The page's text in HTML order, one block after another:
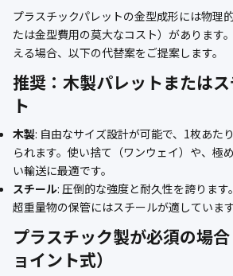
プラスチックパレットの金型成形には物理
たは金型費用の莫大なコスト）があります
える場合、以下の代替案をご提案します。
推奨：木製パレットまたは
ト
木製: 自由なサイズ設計が可能で、1枚あた
られます。使い捨て（ワンウェイ）や、極
い輸送に最適です。
スチール: 圧倒的な強度と耐久性を誇ります
超重量物の保管にはスチールが適しています
プラスチック製が必須の場
ョイント式）